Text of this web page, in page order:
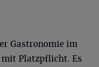
Gastronomie im
Platzpflicht. Es